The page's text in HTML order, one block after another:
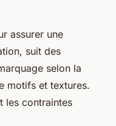
assurer une
suit des
selon la
motifs et textures.
les contraintes